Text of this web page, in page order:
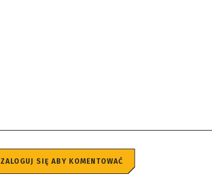
ZALOGUJ SIĘ ABY KOMENTOWAĆ